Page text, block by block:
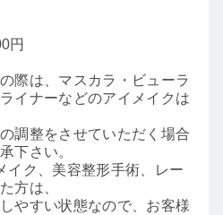
円
際は、マスカラ・ビューラ
イナーなどのアイメイクは
調整をさせていただく場合
下さい。
ク、美容整形手術、レー
方は、
やすい状態なので、お客様